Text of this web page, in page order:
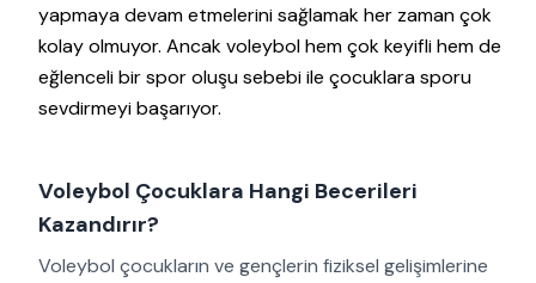
yapmaya devam etmelerini sağlamak her zaman çok
kolay olmuyor. Ancak voleybol hem çok keyifli hem de
eğlenceli bir spor oluşu sebebi ile çocuklara sporu
sevdirmeyi başarıyor.
Voleybol Çocuklara Hangi Becerileri
Kazandırır?
Voleybol çocukların ve gençlerin fiziksel gelişimlerine